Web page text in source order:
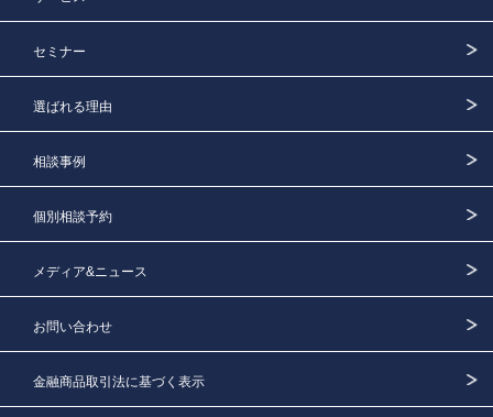
セミナー
選ばれる理由
相談事例
個別相談予約
メディア&ニュース
お問い合わせ
金融商品取引法に基づく表示